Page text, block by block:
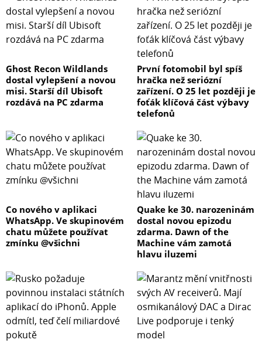
Ghost Recon Wildlands
dostal vylepšení a novou
misi. Starší díl Ubisoft
rozdává na PC zdarma
První fotomobil byl spíš
hračka než seriózní
zařízení. O 25 let později je
foťák klíčová část výbavy
telefonů
Co nového v aplikaci
WhatsApp. Ve skupinovém
chatu můžete používat
zmínku @všichni
Quake ke 30. narozeninám
dostal novou epizodu
zdarma. Dawn of the
Machine vám zamotá
hlavu iluzemi